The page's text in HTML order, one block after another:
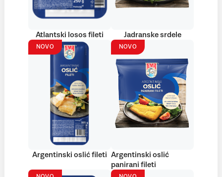
Atlantski losos fileti Jadranske srdele
NOVO
Argentinski oslić fileti
NOVO
Argentinski oslić
panirani fileti